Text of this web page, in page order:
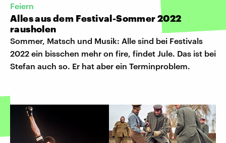
Feiern
Alles aus dem Festival-Sommer 2022
rausholen
Sommer, Matsch und Musik: Alle sind bei Festivals
2022 ein bisschen mehr on fire, findet Jule. Das ist bei
Stefan auch so. Er hat aber ein Terminproblem.